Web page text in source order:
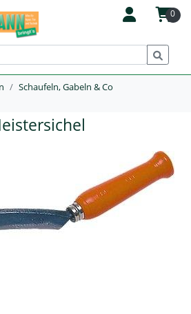
0
Schaufeln, Gabeln & Co